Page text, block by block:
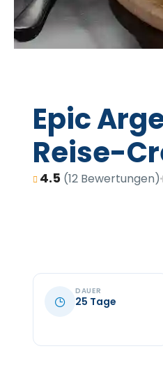
Epic
Reise-
4.5 (12 Bewertungen)
DAUER
25 Tage